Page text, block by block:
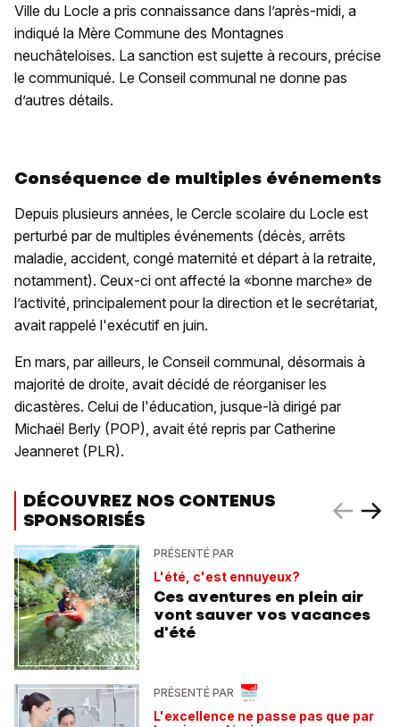
Ville du Locle a pris connaissance dans l’après-midi, a
indiqué la Mère Commune des Montagnes
neuchâteloises. La sanction est sujette à recours, précise
le communiqué. Le Conseil communal ne donne pas
d’autres détails.
Conséquence de multiples événements
Depuis plusieurs années, le Cercle scolaire du Locle est
perturbé par de multiples événements (décès, arrêts
maladie, accident, congé maternité et départ à la retraite,
notamment). Ceux-ci ont affecté la «bonne marche» de
l’activité, principalement pour la direction et le secrétariat,
avait rappelé l'exécutif en juin.
En mars, par ailleurs, le Conseil communal, désormais à
majorité de droite, avait décidé de réorganiser les
dicastères. Celui de l'éducation, jusque-là dirigé par
Michaël Berly (POP), avait été repris par Catherine
Jeanneret (PLR).
DÉCOUVREZ NOS CONTENUS
SPONSORISÉS
PRÉSENTÉ PAR
L'été, c'est ennuyeux?
Ces aventures en plein air
vont sauver vos vacances
d'été
PRÉSENTÉ PAR
L'excellence ne passe pas que par